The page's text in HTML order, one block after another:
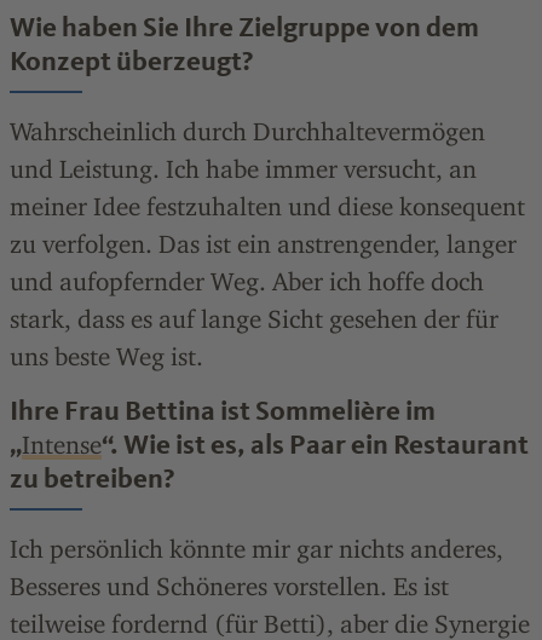
Wie haben Sie Ihre Zielgruppe von dem
Konzept überzeugt?
Wahrscheinlich durch Durchhaltevermögen
und Leistung. Ich habe immer versucht, an
meiner Idee festzuhalten und diese konsequent
zu verfolgen. Das ist ein anstrengender, langer
und aufopfernder Weg. Aber ich hoffe doch
stark, dass es auf lange Sicht gesehen der für
uns beste Weg ist.
Ihre Frau Bettina ist Sommelière im
„Intense“. Wie ist es, als Paar ein Restaurant
zu betreiben?
Ich persönlich könnte mir gar nichts anderes,
Besseres und Schöneres vorstellen. Es ist
teilweise fordernd (für Betti), aber die Synergie